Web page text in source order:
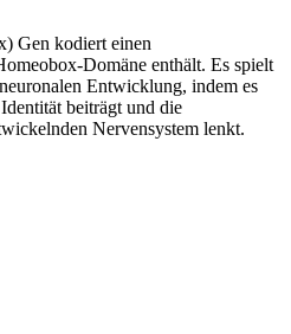
Gen kodiert einen
Domäne enthält. Es spielt
Entwicklung, indem es
beiträgt und die
Nervensystem lenkt.